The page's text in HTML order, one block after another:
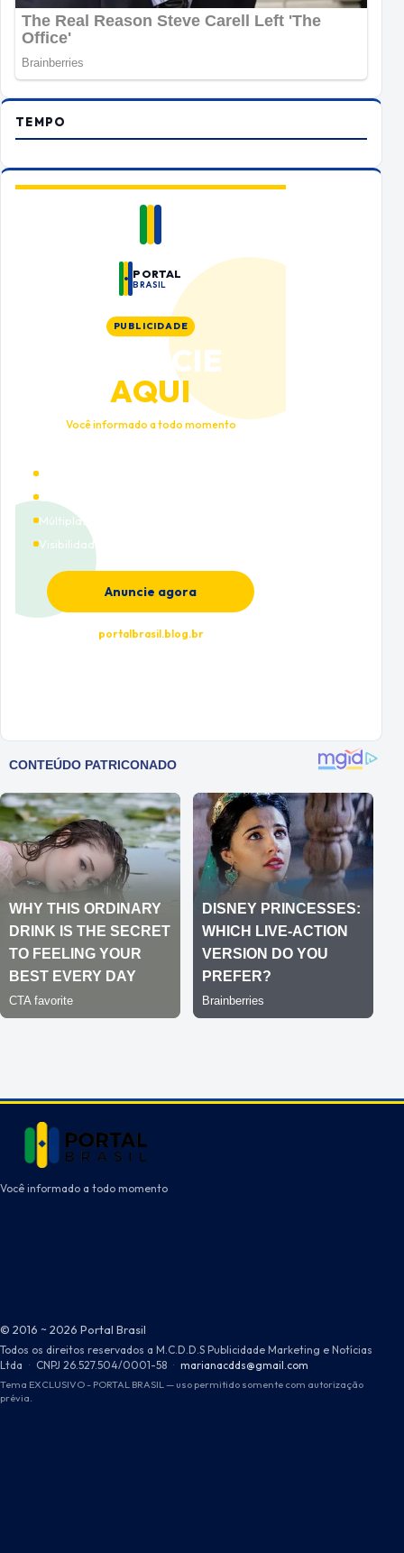
TEMPO
PORTAL
BRASIL
PUBLICIDADE
ANUNCIE
AQUI
Você informado a todo momento
Múltiplas categorias
Visibilidade premium
Anuncie agora
portalbrasil.blog.br
Você informado a todo momento
© 2016 ~ 2026 Portal Brasil
Todos os direitos reservados a M.C.D.D.S Publicidade Marketing e Notícias
Ltda · CNPJ 26.527.504/0001-58 · marianacdds@gmail.com
Tema EXCLUSIVO - PORTAL BRASIL — uso permitido somente com autorização
prévia.